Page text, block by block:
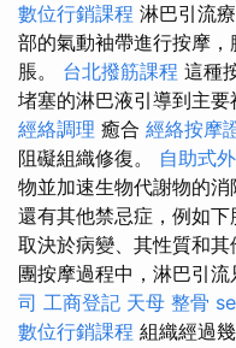
數位行銷課程 淋巴引流
部的氣動袖帶進行按摩
脹。 台北撥筋課程 這種
堵塞的淋巴液引導到主要
經絡調理 癒合 經絡按摩
阻礙組織修復。 自助式
物並加速生物代謝物的消
還有其他禁忌症，例如
取決於病變、其性質和其
團按摩過程中，淋巴引流
司 工商登記 天母 整骨
數位行銷課程 組織經過